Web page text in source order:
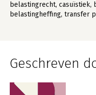
belastingrecht,
belastingheffing, transfer
Geschreven